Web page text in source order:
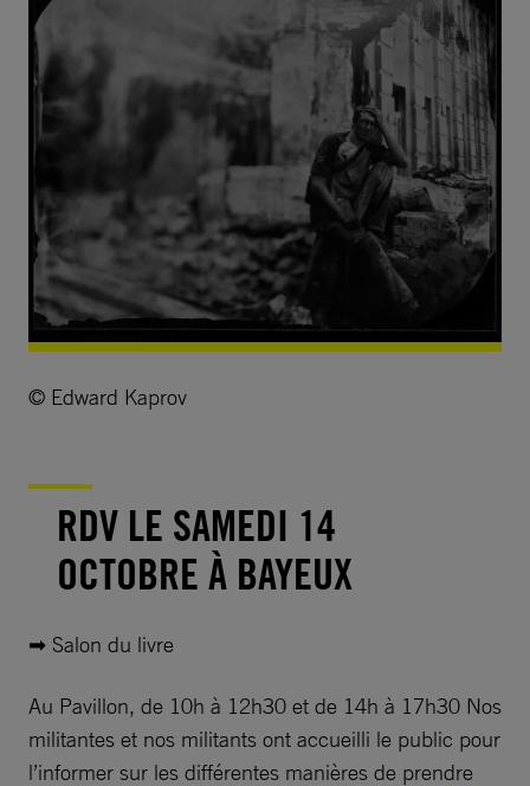
© Edward Kaprov
RDV LE SAMEDI 14
OCTOBRE À BAYEUX
➡ Salon du livre
Au Pavillon, de 10h à 12h30 et de 14h à 17h30 Nos
militantes et nos militants ont accueilli le public pour
l’informer sur les différentes manières de prendre